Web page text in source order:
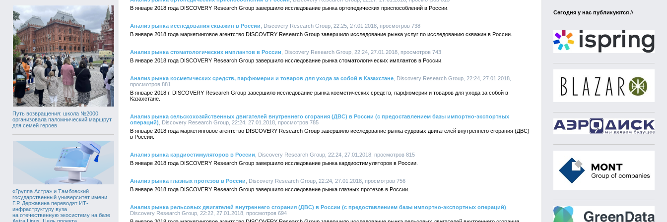
Путь возвращения: школа №2000
организовала паломнический маршрут
для семей героев
«Группа Астра» и Тамбовский
государственный университет имени
Г.Р. Державина переводят ИТ-
инфраструктуру вуза
на отечественную экосистему на базе
В январе 2018 года DISCOVERY Research Group завершило исследование рынка ортопедических приспособлений в России.
Анализ рынка исследования скважин в России , Discovery Research Group, 22:25, 27.01.2018, просмотров 738
В январе 2018 года маркетинговое агентство DISCOVERY Research Group завершило исследование рынка услуг по исследованию скважин в России.
Анализ рынка стоматологических имплантов в России , Discovery Research Group, 22:24, 27.01.2018, просмотров 743
В январе 2018 года DISCOVERY Research Group завершило исследование рынка стоматологических имплантов в России.
Анализ рынка косметических средств, парфюмерии и товаров для ухода за собой в Казахстане , Discovery Research Group, 22:24, 27.01.2018,
просмотров 881
В январе 2018 г. DISCOVERY Research Group завершило исследование рынка косметических средств, парфюмерии и товаров для ухода за собой в
Казахстане.
Анализ рынка сельскохозяйственных двигателей внутреннего сгорания (ДВС) в России (с предоставлением базы импортно-экспортных
операций) , Discovery Research Group, 22:24, 27.01.2018, просмотров 785
В январе 2018 года маркетинговое агентство DISCOVERY Research Group завершило исследование рынка судовых двигателей внутреннего сгорания (ДВС)
в России.
Анализ рынка кардиостимуляторов в России , Discovery Research Group, 22:24, 27.01.2018, просмотров 815
В январе 2018 года DISCOVERY Research Group завершило исследование рынка кардиостимуляторов в России.
Анализ рынка глазных протезов в России , Discovery Research Group, 22:24, 27.01.2018, просмотров 756
В январе 2018 года DISCOVERY Research Group завершило исследование рынка глазных протезов в России.
Анализ рынка рельсовых двигателей внутреннего сгорания (ДВС) в России (с предоставлением базы импортно-экспортных операций)
Discovery Research Group, 22:22, 27.01.2018, просмотров 694
Сегодня у нас публикуются //